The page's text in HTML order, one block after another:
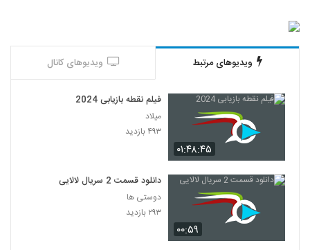
ویدیوهای مرتبط ویدیوهای کانال
۰۱:۴۸:۴۵
فیلم نقطه بازیابی 2024
میلاد
۴۹۳ بازدید
۰۰:۵۹
دانلود قسمت 2 سریال لالایی
دوستی ها
۲۹۳ بازدید